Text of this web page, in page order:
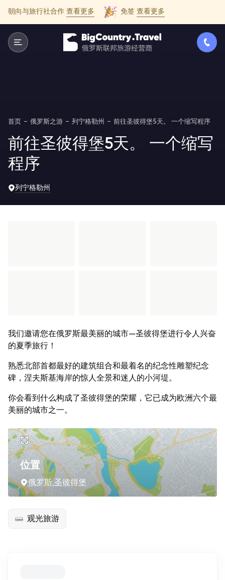
朝向与旅行社合作 查看更多 免签 查看更多
首页 俄罗斯之游 列宁格勒州 前往圣彼得堡5天。 一个缩写程序
前往圣彼得堡5天。 一个缩写
程序
列宁格勒州
我们邀请您在俄罗斯最美丽的城市—圣彼得堡进行令人兴奋
的夏季旅行！
熟悉北部首都最好的建筑组合和最着名的纪念性雕塑纪念
碑，涅夫斯基海岸的惊人全景和迷人的小河堤。
你会看到什么构成了圣彼得堡的荣耀，它已成为欧洲六个最
美丽的城市之一。
位置
俄罗斯,圣彼得堡
观光旅游